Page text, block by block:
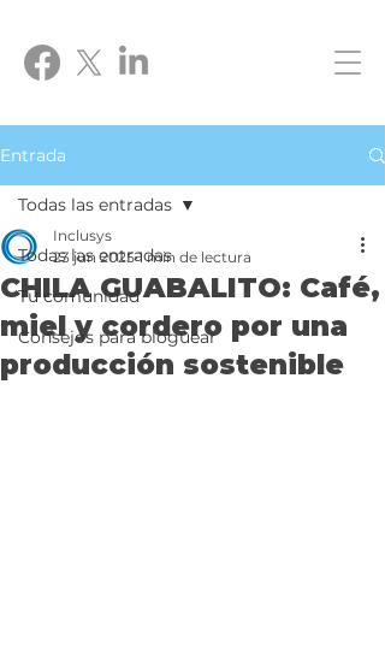
Entrada
Todas las entradas
Tu comunidad
Consejos para bloguear
Todas las entradas
CHILA GUABALITO: Café,
miel y cordero por una
producción sostenible
Inclusys
23 jun 2025 1 min de lectura